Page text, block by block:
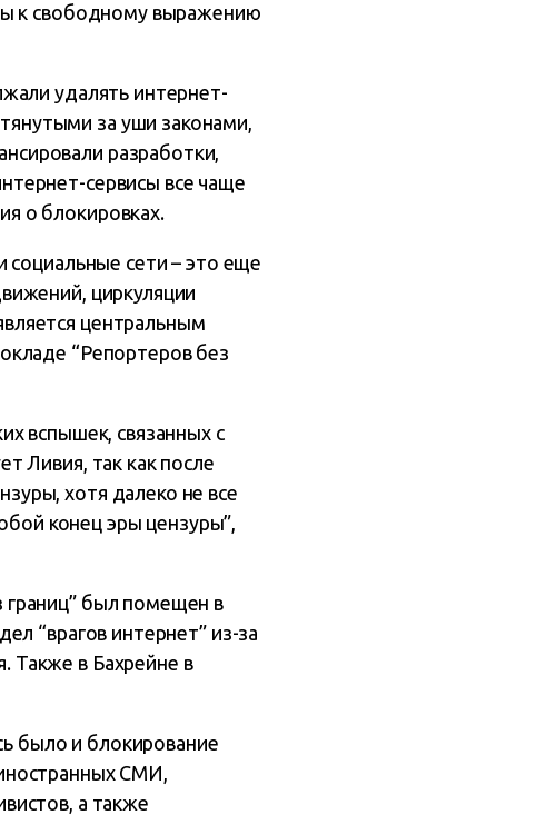
к свободному выражению
удалять интернет-
за уши законами,
разработки,
сервисы все чаще
о блокировках.
социальные сети – это еще
циркуляции
центральным
“Репортеров без
вспышек, связанных с
Ливия, так как после
хотя далеко не все
конец эры цензуры”,
границ” был помещен в
“врагов интернет” из-за
Также в Бахрейне в
было и блокирование
СМИ,
а также